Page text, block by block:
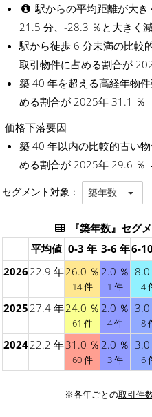
駅からの平均距離が大
21.5 分、-28.3 ％と大きく
駅から徒歩 6 分未満の比較
取引物件に占める割合が
築 40 年を超える高経年物
める割合が 2025年 31.1
価格下落要因
築 40 年以内の比較的古い
める割合が 2025年 29.6
セグメント対象： 築年数
『築年数』セグ
平均値 0-3 年 3-6 年6-
202622.9 年26.0 ％
14 件
2.0 ％
1 件
8.0
4
202527.4 年24.0 ％
61 件
2.0 ％
4 件
3.0
8
202422.2 年31.0 ％
60 件
2.0 ％
3 件
3.0
6
※各年ごとの取引件